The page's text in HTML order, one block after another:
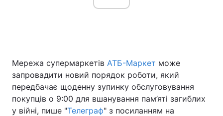
Головна Війна
Україна Політика
Мережа супермаркетів АТБ-Маркет може
запровадити новий порядок роботи, який
передбачає щоденну зупинку обслуговування
покупців о 9:00 для вшанування пам’яті загиблих
у війні, пише "Телеграф" з посиланням на